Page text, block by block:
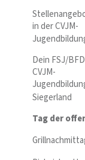
in der CVJM-
Dein FSJ/
CVJM-
Siegerland
Tag der